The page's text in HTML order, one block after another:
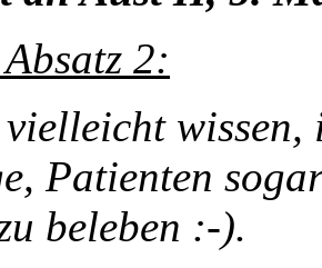
2:
vielleicht
Patienten
beleben :-).